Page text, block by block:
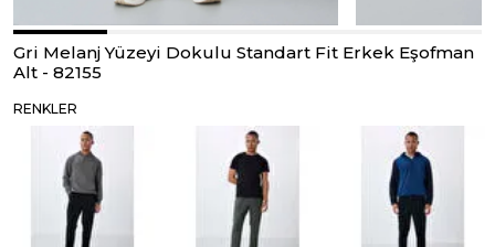
Gri Melanj Yüzeyi Dokulu Standart Fit Erkek Eşofman
Alt - 82155
RENKLER